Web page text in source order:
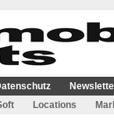
Locations